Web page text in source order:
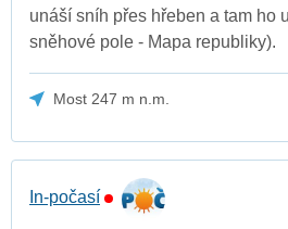
unáší sníh přes hřeben a tam ho
sněhové pole - Mapa republiky).
Most 247 m n.m.
In-počasí